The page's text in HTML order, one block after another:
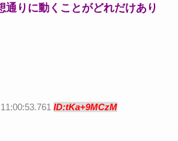
通りに動くことがどれだけあり
ID:tKa+9MCzM